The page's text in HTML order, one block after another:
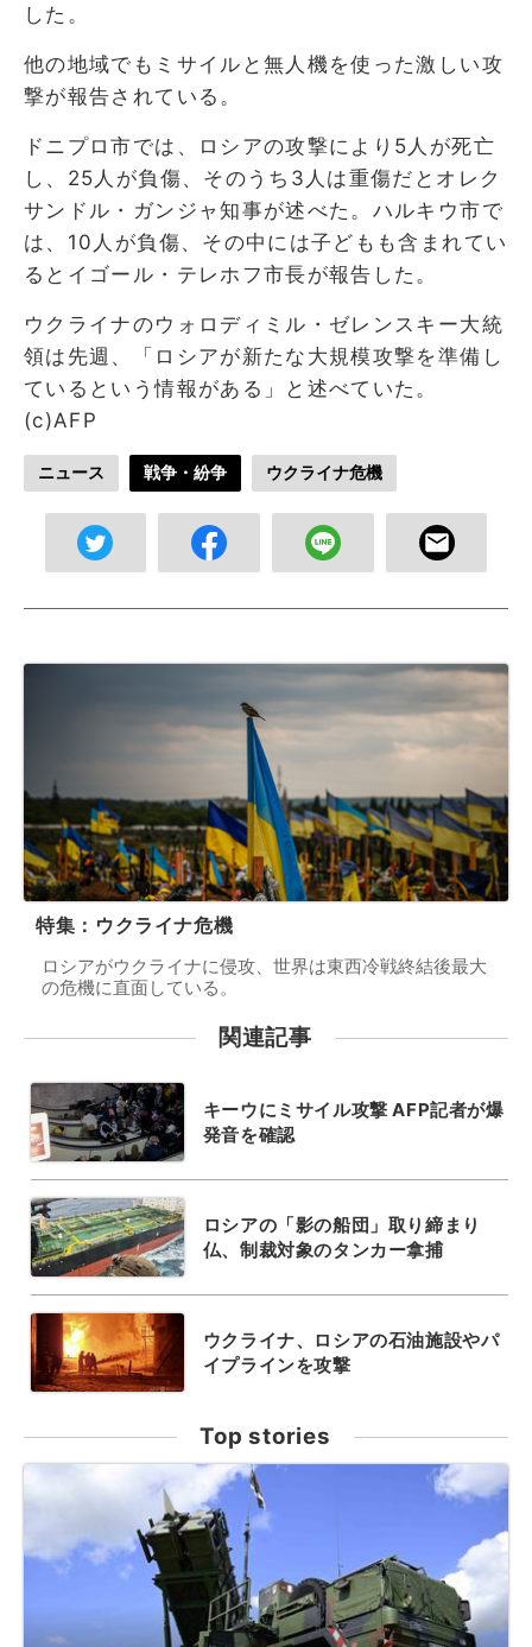
した。
他の地域でもミサイルと無人機を使った激しい攻
撃が報告されている。
ドニプロ市では、ロシアの攻撃により5人が死亡
し、25人が負傷、そのうち3人は重傷だとオレク
サンドル・ガンジャ知事が述べた。ハルキウ市で
は、10人が負傷、その中には子どもも含まれてい
るとイゴール・テレホフ市長が報告した。
ウクライナのウォロディミル・ゼレンスキー大統
領は先週、「ロシアが新たな大規模攻撃を準備し
ているという情報がある」と述べていた。
(c)AFP
ニュース 戦争・紛争 ウクライナ危機
特集：ウクライナ危機
ロシアがウクライナに侵攻、世界は東西冷戦終結後最大
の危機に直面している。
関連記事
キーウにミサイル攻撃 AFP記者が爆
発音を確認
ロシアの「影の船団」取り締まり
仏、制裁対象のタンカー拿捕
ウクライナ、ロシアの石油施設やパ
イプラインを攻撃
Top stories